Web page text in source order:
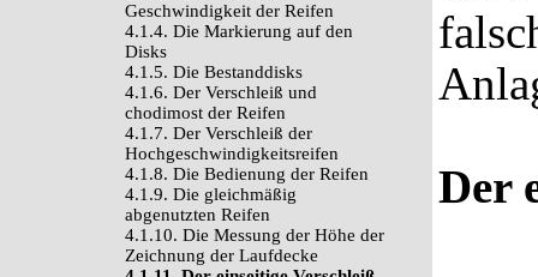
Geschwindigkeit der Reifen
4.1.4. Die Markierung auf den
Disks
4.1.5. Die Bestanddisks
4.1.6. Der Verschleiß und
chodimost der Reifen
4.1.7. Der Verschleiß der
Hochgeschwindigkeitsreifen
4.1.8. Die Bedienung der Reifen
4.1.9. Die gleichmäßig
abgenutzten Reifen
4.1.10. Die Messung der Höhe der
Zeichnung der Laufdecke
Der